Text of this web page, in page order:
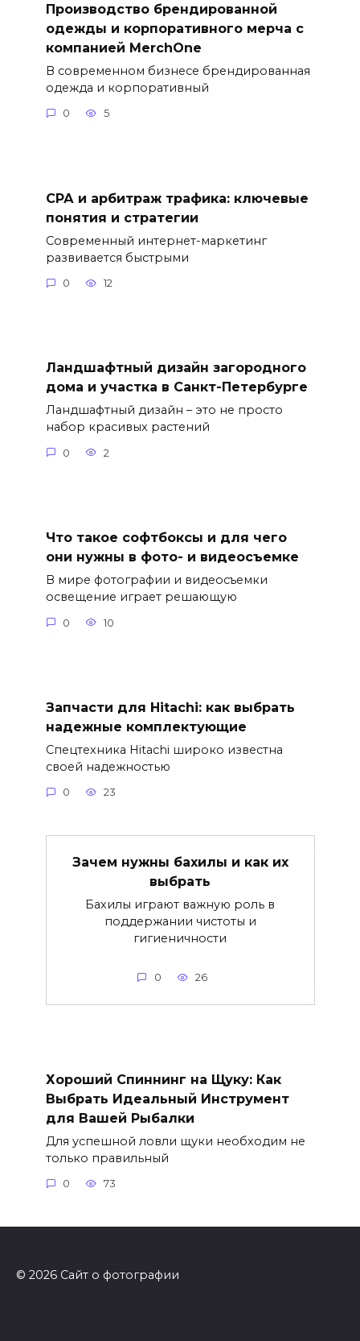
Производство брендированной
одежды и корпоративного мерча с
компанией MerchOne
В современном бизнесе брендированная
одежда и корпоративный
0 5
СРА и арбитраж трафика: ключевые
понятия и стратегии
Современный интернет-маркетинг
развивается быстрыми
0 12
Ландшафтный дизайн загородного
дома и участка в Санкт-Петербурге
Ландшафтный дизайн – это не просто
набор красивых растений
0 2
Что такое софтбоксы и для чего
они нужны в фото- и видеосъемке
В мире фотографии и видеосъемки
освещение играет решающую
0 10
Запчасти для Hitachi: как выбрать
надежные комплектующие
Спецтехника Hitachi широко известна
своей надежностью
0 23
Зачем нужны бахилы и как их
выбрать
Бахилы играют важную роль в
поддержании чистоты и
гигиеничности
0 26
Хороший Спиннинг на Щуку: Как
Выбрать Идеальный Инструмент
для Вашей Рыбалки
Для успешной ловли щуки необходим не
только правильный
0 73
© 2026 Сайт о фотографии